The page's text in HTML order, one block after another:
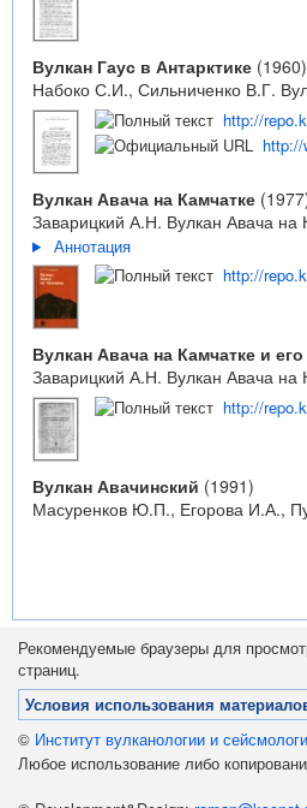
Вулкан Гаус в Антарктике (1960)
Набоко С.И., Сильниченко В.Г.
http://
Вулкан Авача на Камчатке
Заварицкий А.Н. Вулкан Авача
Аннотация
http://
Вулкан Авача на Камчатке и
Заварицкий А.Н. Вулкан Авача
http://
Вулкан Авачинский (1991)
Масуренков Ю.П., Егорова И.А.,
Рекомендуемые браузеры для
страниц.
Условия использования
© Институт вулканологии и
Любое использование либо